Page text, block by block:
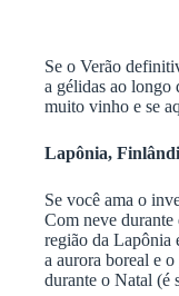
Se o Verão
a gélidas ao longo
muito vinho e se
Lapônia,
Se você ama o
Com neve durante
região da Lapônia
a aurora boreal e o
durante o Natal (é